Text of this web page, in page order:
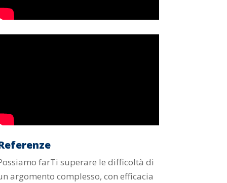
farTi superare le difficoltà di
argomento complesso, con efficacia